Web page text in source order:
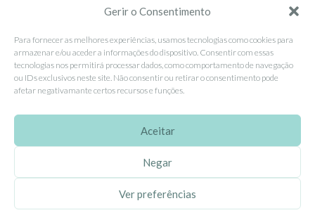
Gerir o Consentimento
Para fornecer as melhores experiências, usamos tecnologias como cookies para
armazenar e/ou aceder a informações do dispositivo. Consentir com essas
tecnologias nos permitirá processar dados, como comportamento de navegação
ou IDs exclusivos neste site. Não consentir ou retirar o consentimento pode
afetar negativamante certos recursos e funções.
Aceitar
Negar
Ver preferências
Tel: (351) 234095278 Custo de Chamada para Rede Fixa Nacional
Email: info@ehgoom.com
Rua José Afonso, Nº 50, 3800-438 Aveiro, Portugal
Sobre Nós
Propriedade Intelectual